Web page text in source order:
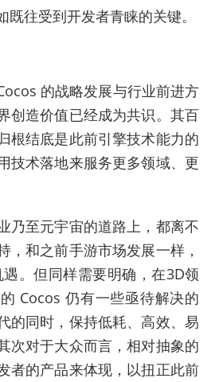
往受到开发者青睐的关键。
的战略发展与行业前进方
创造价值已经成为共识。其百
根结底是此前引擎技术能力的
技术落地来服务更多领域、更
乃至元宇宙的道路上，都离不
，和之前手游市场发展一样，
。但同样需要明确，在3D领
Cocos 仍有一些亟待解决的
的同时，保持低耗、高效、易
次对于大众而言，相对抽象的
者的产品来体现，以扭正此前